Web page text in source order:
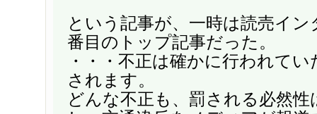
という記事が、一時は読売イ
番目のトップ記事だった。
・・・不正は確かに行われて
されます。
どんな不正も、罰される必然